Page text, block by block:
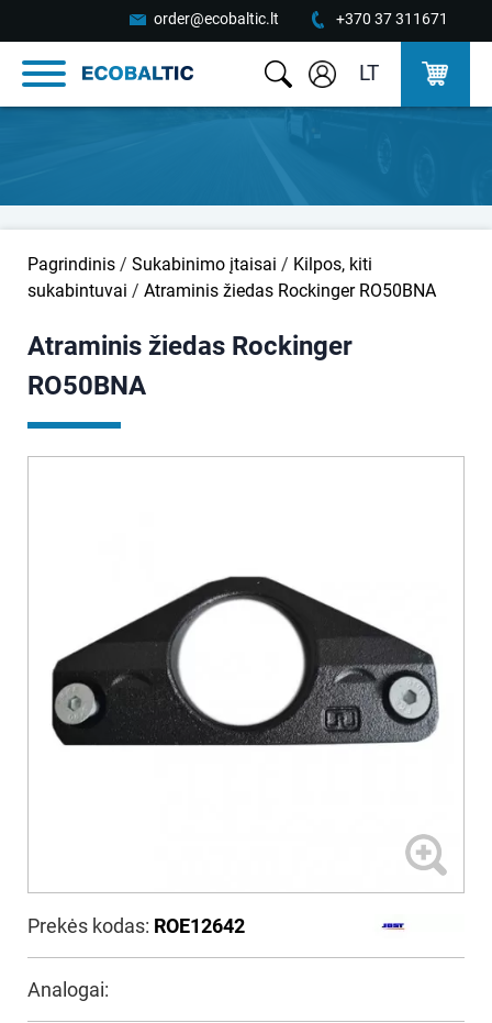
order@ecobaltic.lt +370 37 311671
LT
Pagrindinis / Sukabinimo įtaisai / Kilpos, kiti
sukabintuvai / Atraminis žiedas Rockinger RO50BNA
Atraminis žiedas Rockinger
RO50BNA
Prekės kodas: ROE12642
Analogai: